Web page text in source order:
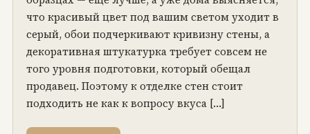
что красивый цвет под вашим светом уходит в
серый, обои подчеркивают кривизну стены, а
декоративная штукатурка требует совсем не
того уровня подготовки, который обещал
продавец. Поэтому к отделке стен стоит
подходить не как к вопросу вкуса […]